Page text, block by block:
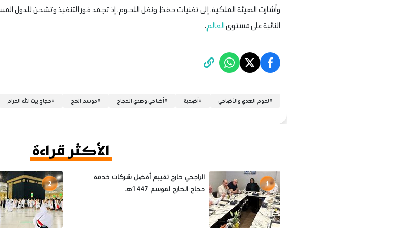
وأشارت الهيئة الملكية، إلى تقنيات حفظ ونقل اللحوم، إذ تجمد فور التنفيذ وتشحن للدول
النائية على مستوىالعالم.
#لحوم الهدي والأضاحي #أضحية #أضاحي وهدي الحجاج #موسم الحج #حجاج بيت الله الحرام
الأكثر قراءة
1
الراجحي خارج تقييم أفضل شركات خدمة
حجاج الخارج لموسم 1447هـ
2